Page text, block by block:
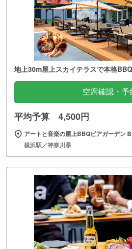
地上30m屋上スカイテラスで本格
空席確認・予
平均予算 4,500円
アートと音楽の屋上BBQビアガーデン
横浜駅／神奈川県